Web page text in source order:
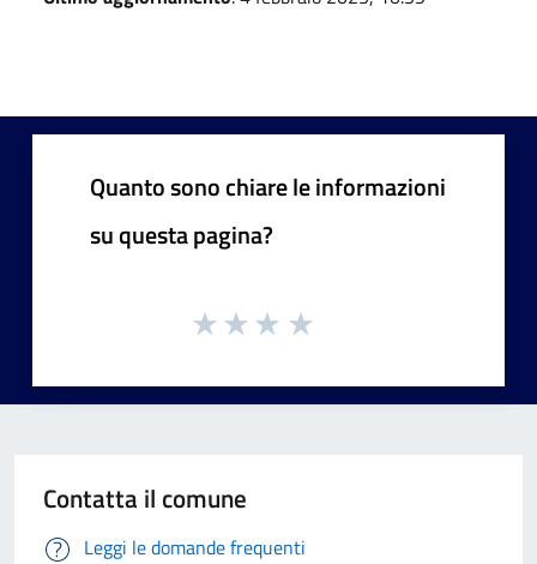
Quanto sono chiare le informazioni
su questa pagina?
Contatta il comune
Leggi le domande frequenti